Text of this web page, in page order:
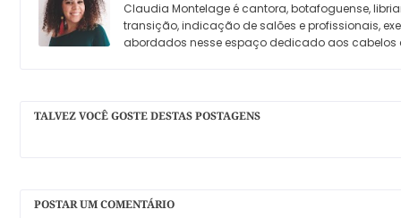
Claudia Montelage é cantora, botafoguense,
transição, indicação de salões e profissionais,
abordados nesse espaço dedicado aos cabelos
TALVEZ VOCÊ GOSTE DESTAS POSTAGENS
POSTAR UM COMENTÁRIO